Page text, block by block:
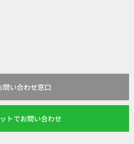
問い合わせ窓口
トでお問い合わせ